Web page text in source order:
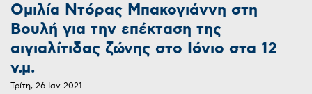
Ομιλία Ντόρας Μπακογιάννη στη
Βουλή για την επέκταση της
αιγιαλίτιδας ζώνης στο Ιόνιο στα 12
ν.μ.
Τρίτη, 26 Ιαν 2021